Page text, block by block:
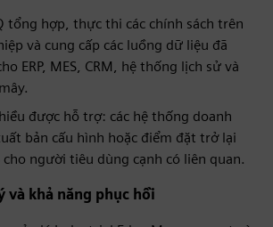
tổng hợp, thực thi các chính sách trên
và cung cấp các luồng dữ liệu đã
ERP, MES, CRM, hệ thống lịch sử và
được hỗ trợ: các hệ thống doanh
bản cấu hình hoặc điểm đặt trở lại
người tiêu dùng cạnh có liên quan.
và khả năng phục hồi